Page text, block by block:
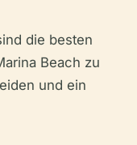
die besten
Beach zu
und ein